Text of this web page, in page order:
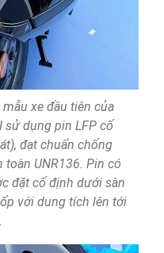
xe đầu tiên của
sử dụng pin LFP cố
đạt chuẩn chống
UNR136. Pin có
đặt cố định dưới sàn
với dung tích lên tới